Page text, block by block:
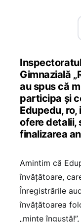
Gimnazială
au spus că
participa și
Edupedu,
ofere detalii,
finalizarea
Amintim că
învățătoare,
Înregistrările
învățătoarea
„minte